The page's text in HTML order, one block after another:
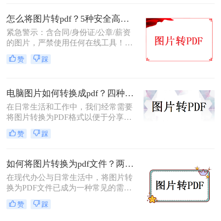
实有效的方法，覆盖不同场景需求，
看完直接解决你的“转格式焦虑”！
怎么将图片转pdf？5种安全高效实测方法（附格式修复指南）
紧急警示：含合同/身份证/公章/薪资
的图片，严禁使用任何在线工具！上
传即存在泄露风险！2025年国家网信
办通报多起因在线转换导致的个人信
（测试环境：Win11 + Microsoft Word
365 / Adobe Acrobat Pro 2025 / 转转大
师PDF转换器v5.2 / LibreOffice
精准匹配合同附件/扫描文档/批量图
赞 踩
电脑图片如何转换成pdf？四种常用方法详解！
在日常生活和工作中，我们经常需要
将图片转换为PDF格式以便于分享、
打印或存档。那么电脑图片如何转换
成pdf呢？本文将介绍几种常用的方法
赞 踩
如何将图片转换为pdf文件？两种实用方法指南分享！
在现代办公与日常生活中，将图片转
换为PDF文件已成为一种常见的需
求。PDF格式因其良好的稳定性、兼
容性和加密功能而备受青睐。那么如
赞 踩